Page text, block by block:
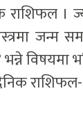
।
जन्म
विषयमा
राशिफल-